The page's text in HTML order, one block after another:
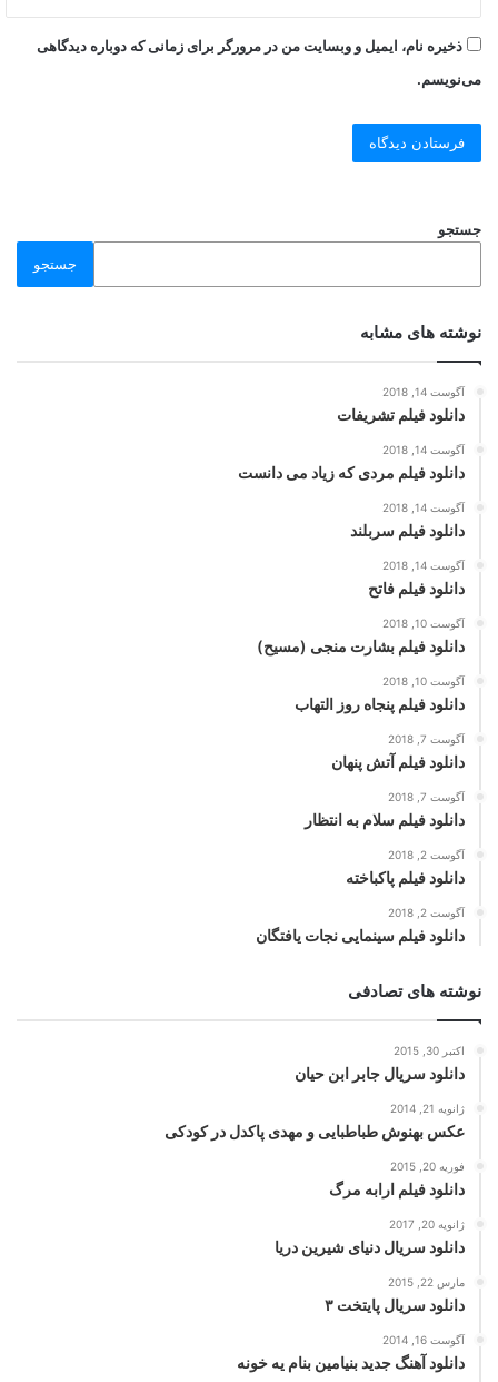
ذخیره نام، ایمیل و وبسایت من در مرورگر برای زمانی که دوباره دیدگاهی
می‌نویسم.
جستجو
جستجو
نوشته های مشابه
آگوست 14, 2018
دانلود فیلم تشریفات
آگوست 14, 2018
دانلود فیلم مردی که زیاد می دانست
آگوست 14, 2018
دانلود فیلم سربلند
آگوست 14, 2018
دانلود فیلم فاتح
آگوست 10, 2018
دانلود فیلم بشارت منجی (مسیح)
آگوست 10, 2018
دانلود فیلم پنجاه روز التهاب
آگوست 7, 2018
دانلود فیلم آتش پنهان
آگوست 7, 2018
دانلود فیلم سلام به انتظار
آگوست 2, 2018
دانلود فیلم پاکباخته
آگوست 2, 2018
دانلود فیلم سینمایی نجات یافتگان
نوشته های تصادفی
اکتبر 30, 2015
دانلود سریال جابر ابن حیان
ژانویه 21, 2014
عکس بهنوش طباطبایی و مهدی پاکدل در کودکی
فوریه 20, 2015
دانلود فیلم ارابه مرگ
ژانویه 20, 2017
دانلود سریال دنیای شیرین دریا
مارس 22, 2015
دانلود سریال پایتخت ۳
آگوست 16, 2014
دانلود آهنگ جدید بنیامین بنام یه خونه